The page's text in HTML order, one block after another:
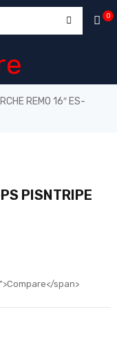
0
REMO 16″ ES-
PISNTRIPE
span>